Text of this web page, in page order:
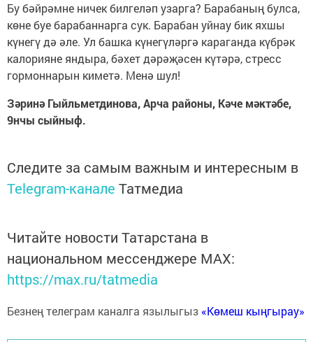
Бу бәйрәмне ничек билгеләп узарга? Барабаның булса,
көне буе барабаннарга сук. Барабан уйнау бик яхшы
күнегү дә әле. Ул башка күнегүләргә караганда күбрәк
калорияне яндыра, бәхет дәрәҗәсен күтәрә, стресс
гормоннарын киметә. Менә шул!
Зәринә Гыйльметдинова, Арча районы, Кәче мәктәбе,
9нчы сыйныф.
Следите за самым важным и интересным в
Telegram-канале Татмедиа
Читайте новости Татарстана в
национальном мессенджере MАХ:
https://max.ru/tatmedia
Безнең телеграм каналга язылыгыз «Көмеш кыңгырау»